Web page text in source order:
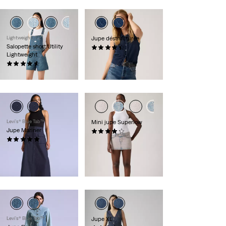
Lightweight
Salopette short Utility
Lightweight
(54)
Jupe déstructurée
65,00 €
Levi’s® Blue Tab™
Jupe Mariner
(2)
125,00 €
Exclusif aux
membres
Mini jupe Superlow
(14)
55,00 €
Levi’s® Blue Tab™ Jupe XL